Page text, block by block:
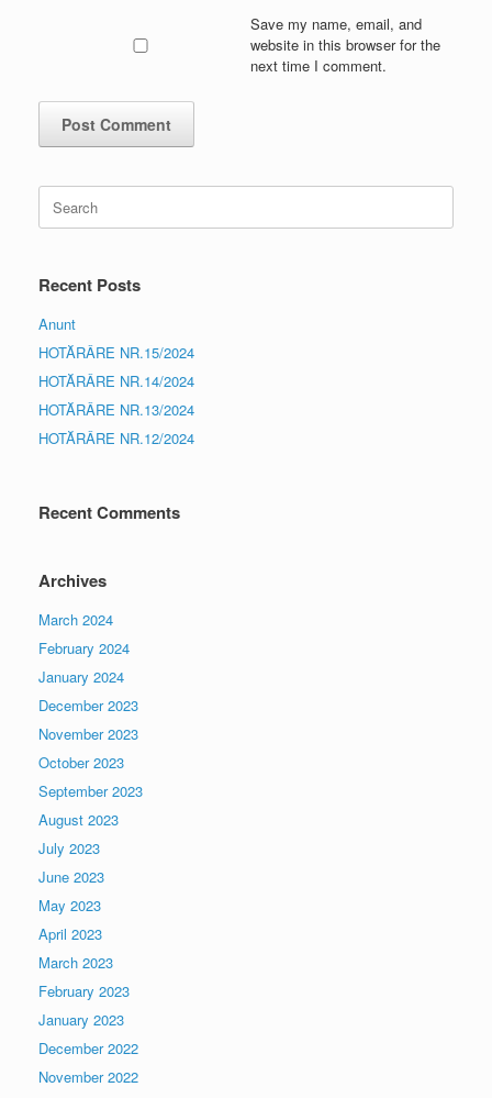
Save my name, email, and
website in this browser for the
next time I comment.
for:
Recent Posts
Anunt
HOTĂRÂRE NR.15/2024
HOTĂRÂRE NR.14/2024
HOTĂRÂRE NR.13/2024
HOTĂRÂRE NR.12/2024
Recent Comments
Archives
March 2024
February 2024
January 2024
December 2023
November 2023
October 2023
September 2023
August 2023
July 2023
June 2023
May 2023
April 2023
March 2023
February 2023
January 2023
December 2022
November 2022